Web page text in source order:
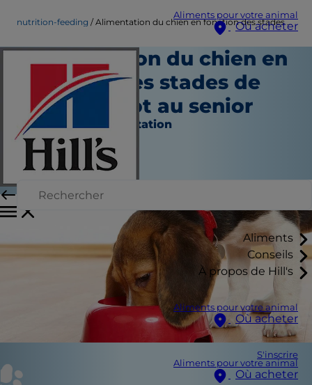
Aliments pour votre animal
Où acheter
Aliments
Conseils
À propos de Hill's
Aliments pour votre animal
Où acheter
S'inscrire
Aliments pour votre animal
Où acheter
nutrition-feeding Alimentation du chien en fonction des stades de vie: du chiot au senior
Alimentation du chien en
fonction des stades de
vie: du chiot au senior
Nutrition et alimentation
Erin Ollila
Février 27, 2025